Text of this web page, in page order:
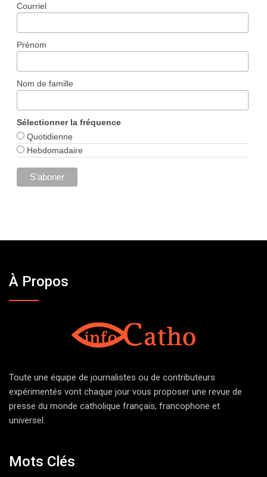
Courriel
Prénom
Nom de famille
Sélectionner la fréquence
Quotidienne
Hebdomadaire
À Propos
Toute une équipe de journalistes ou de contributeurs
expérimentés vont chaque jour vous proposer une revue de
presse du monde catholique français, francophone et
universel.
Mots Clés